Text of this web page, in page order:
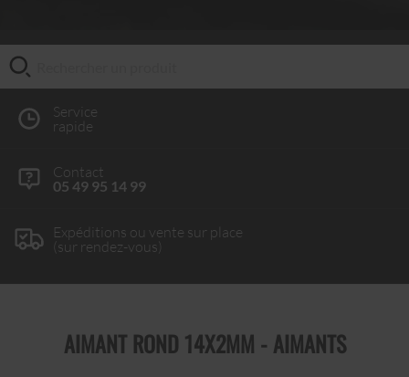
Service
rapide
Contact
05 49 95 14 99
Expéditions ou vente sur place
(sur rendez-vous)
AIMANT ROND 14X2MM - AIMANTS